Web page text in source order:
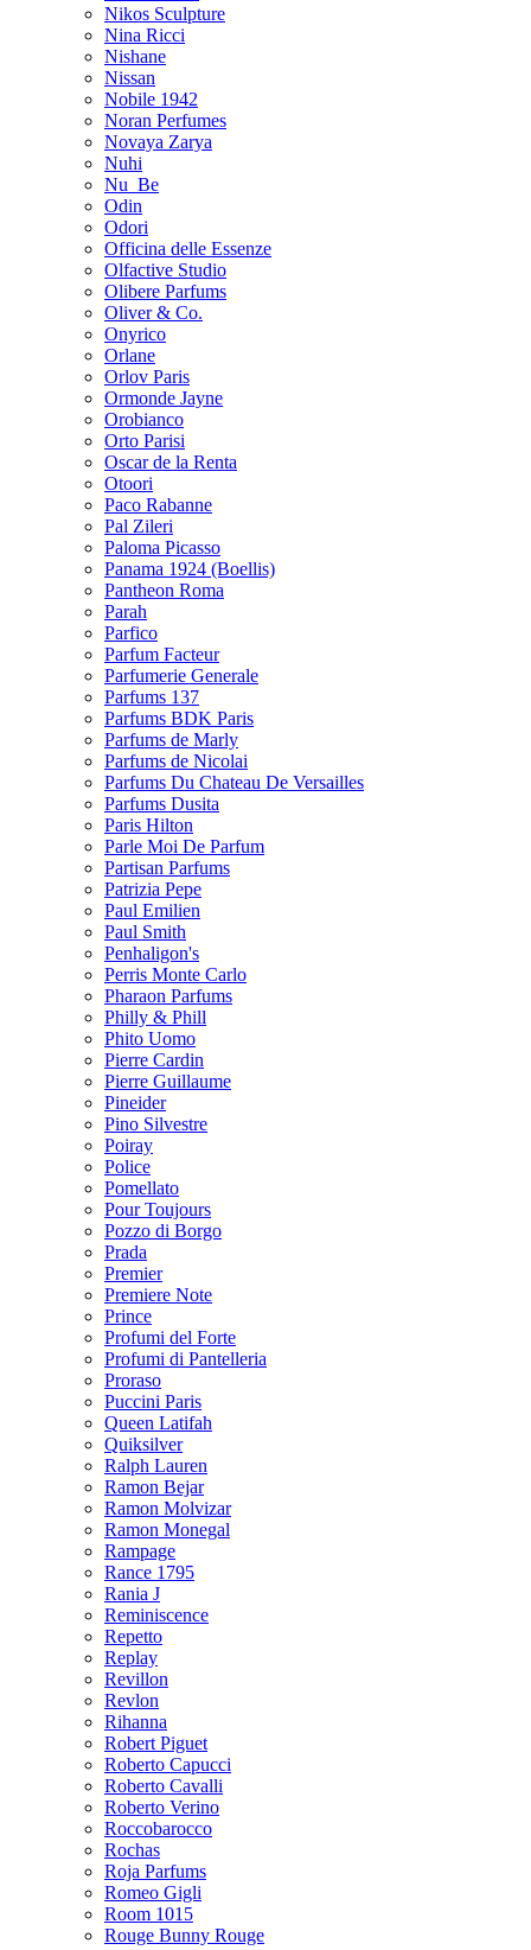
Nikos Sculpture
Nina Ricci
Nishane
Nissan
Nobile 1942
Noran Perfumes
Novaya Zarya
Nuhi
Nu_Be
Odin
Odori
Officina delle Essenze
Olfactive Studio
Olibere Parfums
Oliver & Co.
Onyrico
Orlane
Orlov Paris
Ormonde Jayne
Orobianco
Orto Parisi
Oscar de la Renta
Otoori
Paco Rabanne
Pal Zileri
Paloma Picasso
Panama 1924 (Boellis)
Pantheon Roma
Parah
Parfico
Parfum Facteur
Parfumerie Generale
Parfums 137
Parfums BDK Paris
Parfums de Marly
Parfums de Nicolai
Parfums Du Chateau De Versailles
Parfums Dusita
Paris Hilton
Parle Moi De Parfum
Partisan Parfums
Patrizia Pepe
Paul Emilien
Paul Smith
Penhaligon's
Perris Monte Carlo
Pharaon Parfums
Philly & Phill
Phito Uomo
Pierre Cardin
Pierre Guillaume
Pineider
Pino Silvestre
Poiray
Police
Pomellato
Pour Toujours
Pozzo di Borgo
Prada
Premier
Premiere Note
Prince
Profumi del Forte
Profumi di Pantelleria
Proraso
Puccini Paris
Queen Latifah
Quiksilver
Ralph Lauren
Ramon Bejar
Ramon Molvizar
Ramon Monegal
Rampage
Rance 1795
Rania J
Reminiscence
Repetto
Replay
Revillon
Revlon
Rihanna
Robert Piguet
Roberto Capucci
Roberto Cavalli
Roberto Verino
Roccobarocco
Rochas
Roja Parfums
Romeo Gigli
Room 1015
Rouge Bunny Rouge